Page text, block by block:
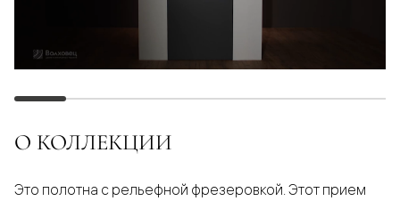
О КОЛЛЕКЦИИ
Это полотна с рельефной фрезеровкой. Этот прием